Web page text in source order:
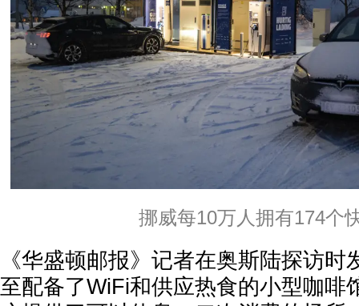
挪威每10万人拥有174个
《华盛顿邮报》记者在奥斯陆探访
至配备了WiFi和供应热食的小型咖啡